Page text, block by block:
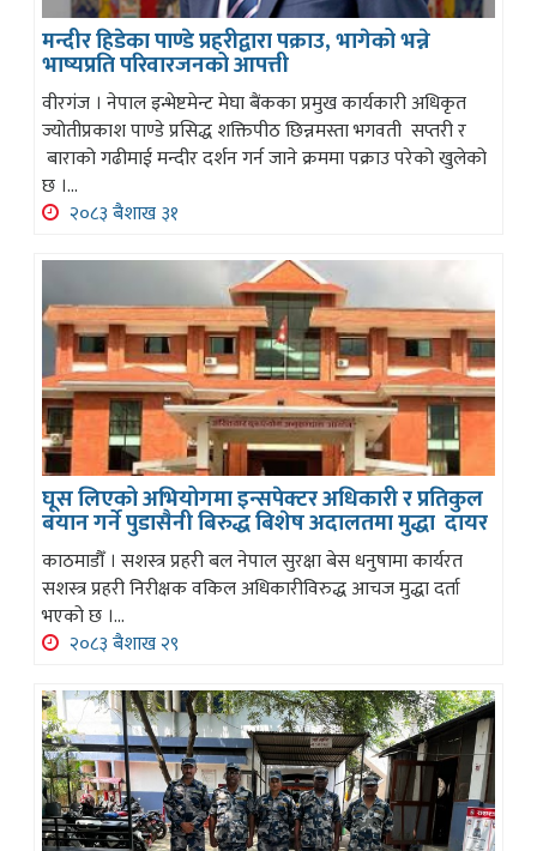
मन्दीर हिडेका पाण्डे प्रहरीद्वारा पक्राउ, भागेको भन्ने
भाष्यप्रति परिवारजनको आपत्ती
वीरगंज । नेपाल इन्भेष्टमेन्ट मेघा बैंकका प्रमुख कार्यकारी अधिकृत
ज्योतीप्रकाश पाण्डे प्रसिद्ध शक्तिपीठ छिन्नमस्ता भगवती सप्तरी र
बाराको गढीमाई मन्दीर दर्शन गर्न जाने क्रममा पक्राउ परेको खुलेको
छ ।...
२०८३ बैशाख ३१
घूस लिएको अभियोगमा इन्सपेक्टर अधिकारी र प्रतिकुल
बयान गर्ने पुडासैनी बिरुद्ध बिशेष अदालतमा मुद्धा दायर
काठमाडौँ । सशस्त्र प्रहरी बल नेपाल सुरक्षा बेस धनुषामा कार्यरत
सशस्त्र प्रहरी निरीक्षक वकिल अधिकारीविरुद्ध आचज मुद्धा दर्ता
भएको छ ।...
२०८३ बैशाख २९